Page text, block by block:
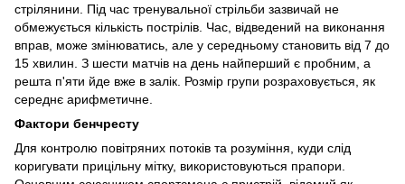
стрілянини. Під час тренувальної стрільби зазвичай не
обмежується кількість пострілів. Час, відведений на виконання
вправ, може змінюватись, але у середньому становить від 7 до
15 хвилин. З шести матчів на день найперший є пробним, а
решта п'яти йде вже в залік. Розмір групи розраховується, як
середнє арифметичне.
Фактори бенчресту
Для контролю повітряних потоків та розуміння, куди слід
коригувати прицільну мітку, використовуються прапори.